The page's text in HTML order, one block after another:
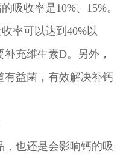
收率是10%、15%。
率可以达到40%以
补充维生素D。另外，
益菌，有效解决补钙
也还是会影响钙的吸